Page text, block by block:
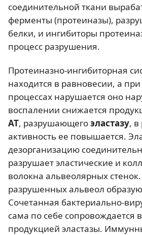
соединительной ткани
ферменты (протеиназы),
белки, и ингибиторы
процесс разрушения.
Протеиназно-ингибиторная
находится в равновесии, а
процессах нарушается оно
воспалении снижается
АТ, разрушающегоэластазу, в
активность ее повышается.
дезорганизацию
разрушает эластические и
волокна альвеолярных
разрушенных альвеол
Сочетанная бактериально-
сама по себе сопровождается
продукцией эластазы.